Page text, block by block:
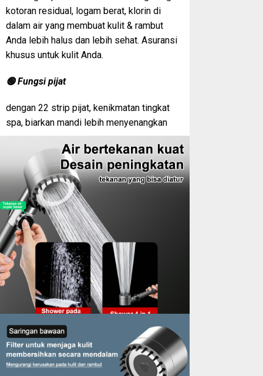
kotoran residual, logam berat, klorin di
dalam air yang membuat kulit & rambut
Anda lebih halus dan lebih sehat. Asuransi
khusus untuk kulit Anda.
🟢 Fungsi pijat
dengan 22 strip pijat, kenikmatan tingkat
spa, biarkan mandi lebih menyenangkan